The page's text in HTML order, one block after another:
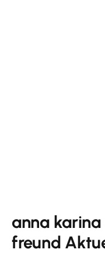
anna
freund